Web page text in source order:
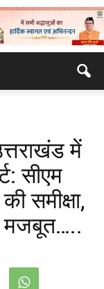
में
सीएम
समीक्षा,
मजबूत…..